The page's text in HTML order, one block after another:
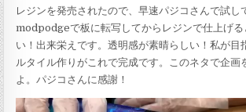
レジンを発売されたので、早速パジコさんで試し
modpodgeで板に転写してからレジンで仕上げる
い！出来栄えです。透明感が素晴らしい！私が目
ルタイル作りがこれで完成です。このネタで企画
よ。パジコさんに感謝！